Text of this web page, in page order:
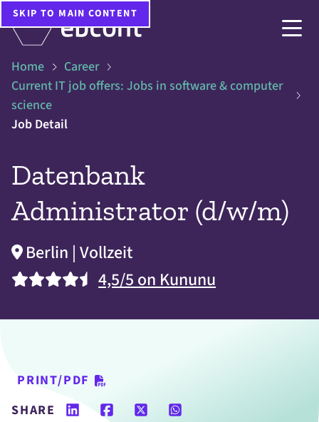
SKIP TO MAIN CONTENT
Home
Career
Current IT job offers: Jobs in software & computer
science
Job Detail
Datenbank
Administrator (d/w/m)
Berlin | Vollzeit
4,5/5 on Kununu
PRINT/PDF
SHARE